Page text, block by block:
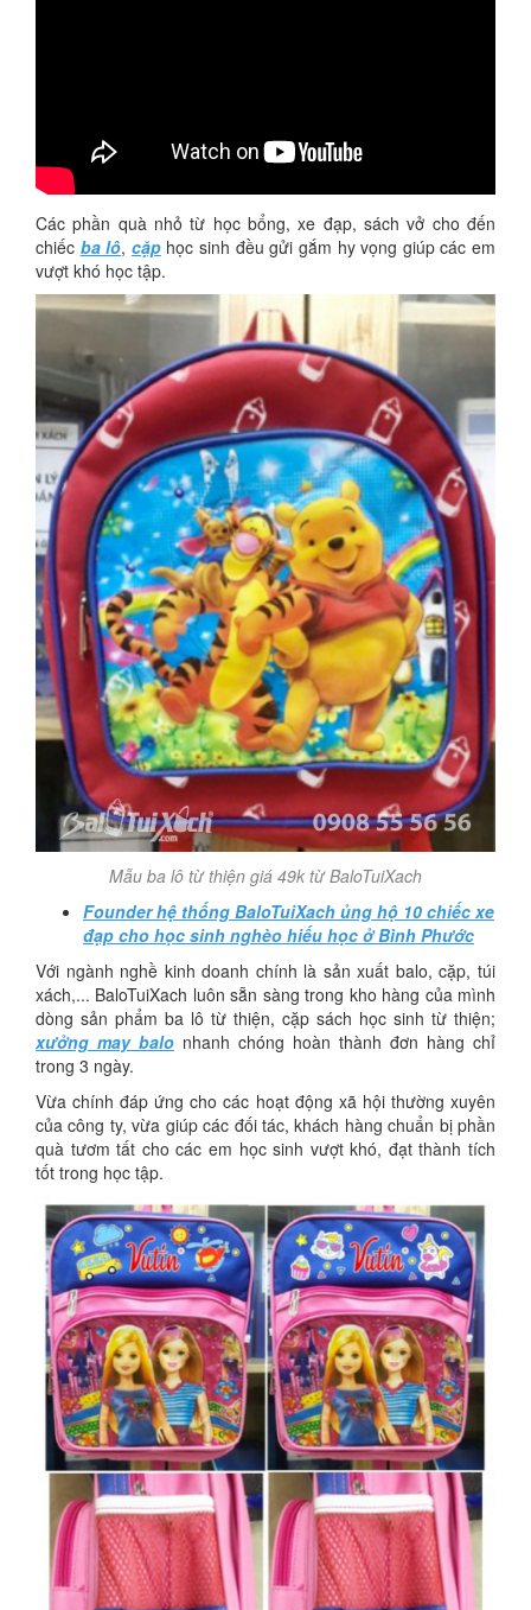
Các phần quà nhỏ từ học bổng, xe đạp, sách vở cho đến
chiếc ba lô, cặphọc sinh đều gửi gắm hy vọng giúp các em
vượt khó học tập.
Mẫu ba lô từ thiện giá 49k từ BaloTuiXach
Founder hệ thống BaloTuiXach ủng hộ 10 chiếc xe
đạp cho học sinh nghèo hiếu học ở Bình Phước
Với ngành nghề kinh doanh chính là sản xuất balo, cặp, túi
xách,... BaloTuiXach luôn sẵn sàng trong kho hàng của mình
dòng sản phẩm ba lô từ thiện, cặp sách học sinh từ thiện;
xưởng may balo nhanh chóng hoàn thành đơn hàng chỉ
trong 3 ngày.
Vừa chính đáp ứng cho các hoạt động xã hội thường xuyên
của công ty, vừa giúp các đối tác, khách hàng chuẩn bị phần
quà tươm tất cho các em học sinh vượt khó, đạt thành tích
tốt trong học tập.